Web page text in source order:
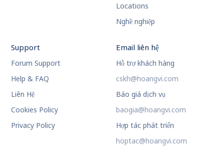
Locations
Nghề nghiệp
Support
Forum Support
Help & FAQ
Liên Hệ
Cookies Policy
Privacy Policy
Email liên hệ
Hỗ trợ khách hàng
cskh@hoangvi.com
Báo giá dịch vụ
baogia@hoangvi.com
Hợp tác phát triển
hoptac@hoangvi.com